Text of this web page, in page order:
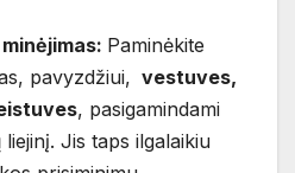
Paminėkite
pavyzdžiui, vestuves,
, pasigamindami
Jis taps ilgalaikiu